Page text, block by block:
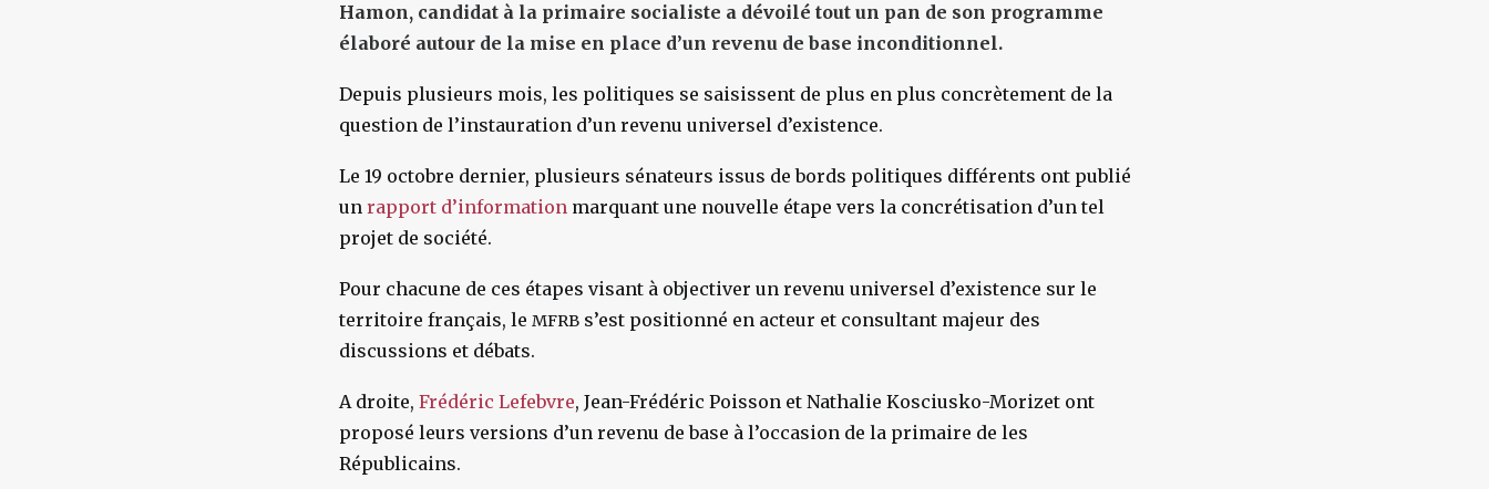
Hamon, candidat à la primaire socialiste a dévoilé tout un pan de son programme
élaboré autour de la mise en place d’un revenu de base inconditionnel.
Depuis plusieurs mois, les politiques se saisissent de plus en plus concrètement de la
question de l’instauration d’un revenu universel d’existence.
Le 19 octobre dernier, plusieurs sénateurs issus de bords politiques différents ont publié
un rapport d’information marquant une nouvelle étape vers la concrétisation d’un tel
projet de société.
Pour chacune de ces étapes visant à objectiver un revenu universel d’existence sur le
territoire français, le MFRB s’est positionné en acteur et consultant majeur des
discussions et débats.
A droite, Frédéric Lefebvre, Jean-Frédéric Poisson et Nathalie Kosciusko-Morizet ont
proposé leurs versions d’un revenu de base à l’occasion de la primaire de les
Républicains.